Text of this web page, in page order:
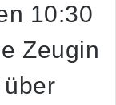
10:30
Zeugin